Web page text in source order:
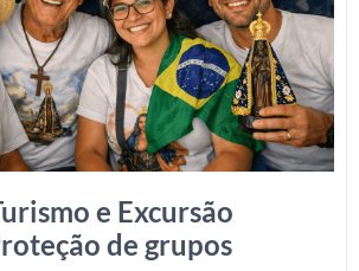
e Excursão
de grupos